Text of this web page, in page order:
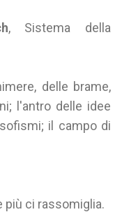
, Sistema della
delle brame,
l'antro delle idee
il campo di
più ci rassomiglia.